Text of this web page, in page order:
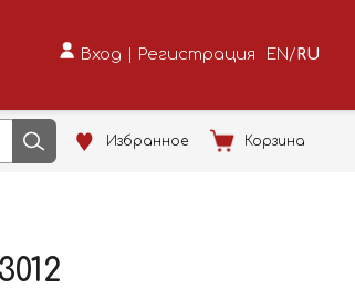
Вход | Регистрация EN /RU
Избранное Корзина